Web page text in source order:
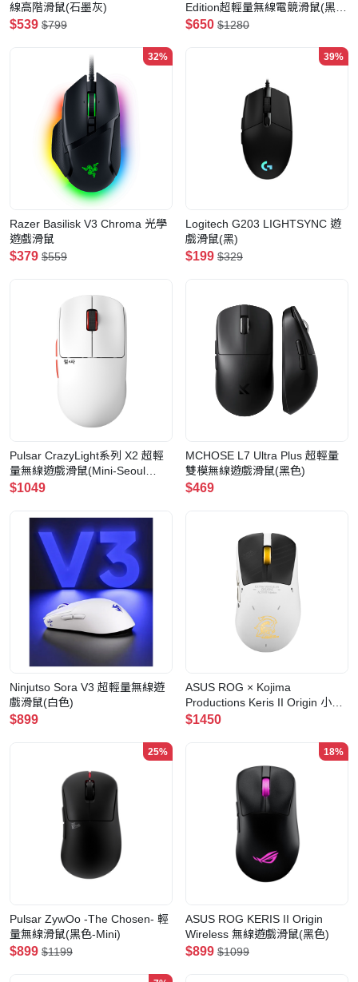
線高階滑鼠(石墨灰)
$539 $799
Edition超輕量無線電競滑鼠(黑
色)
$650 $1280
32%
Razer Basilisk V3 Chroma 光學
遊戲滑鼠
$379 $559
39%
Logitech G203 LIGHTSYNC 遊
戲滑鼠(黑)
$199 $329
Pulsar CrazyLight系列 X2 超輕
量無線遊戲滑鼠(Mini-Seoul
Edition)
$1049
MCHOSE L7 Ultra Plus 超輕量
雙模無線遊戲滑鼠(黑色)
$469
Ninjutso Sora V3 超輕量無線遊
戲滑鼠(白色)
$899
ASUS ROG × Kojima
Productions Keris II Origin 小島
工作室聯名 三模無線遊戲滑鼠
$1450
25%
Pulsar ZywOo -The Chosen- 輕
量無線滑鼠(黑色-Mini)
$899 $1199
18%
ASUS ROG KERIS II Origin
Wireless 無線遊戲滑鼠(黑色)
$899 $1099